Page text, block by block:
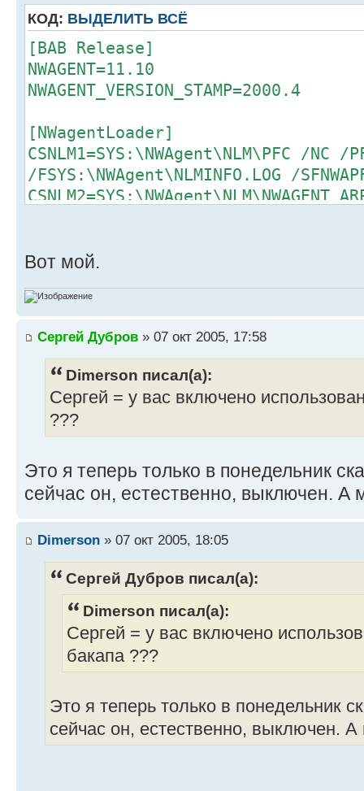
КОД: ВЫДЕЛИТЬ ВСЁ
[BAB Release]
NWAGENT=11.10
NWAGENT_VERSION_STAMP=2000.4
[NWagentLoader]
CSNLM1=SYS:\NWAgent\NLM\PFC /NC /
/FSYS:\NWAgent\NLMINFO.LOG /
CSNLM2=SYS:\NWAgent\NLM\NWAGENT
ActivityLogGroomDays = 14
NumberOfBuffers = 64
TransmissionThresholdInKb = 64
FullSMS = Yes
ChangeScreenOnAlert = No
DisableActivityLog = No
SkipBigFiles = No
[NetWare Backup/Restore]
UseMultipleReadThreads=FALSE
DisableEstimate=TRUE
Вот мой.
Сергей Дубров » 07 окт 2005, 17:58
Dimerson писал(а):
Сергей = у вас включено
???
Это я теперь только в понедельник
сейчас он, естественно, выключен.
Dimerson » 07 окт 2005, 18:05
Сергей Дубров писал(а):
Dimerson писал(а):
Сергей = у вас включено
бакапа ???
Это я теперь только в понедельник
сейчас он, естественно, выключен.